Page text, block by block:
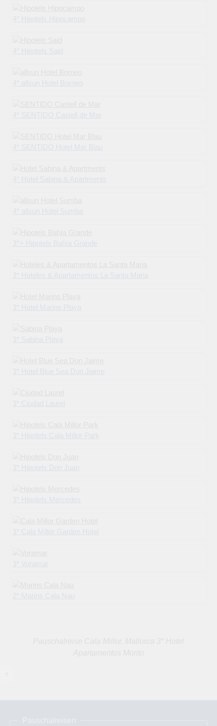
4* Hipotels Hipocampo
4* Hipotels Said
4* allsun Hotel Borneo
4* SENTIDO Castell de Mar
4* SENTIDO Hotel Mar Blau
4* Hotel Sabina & Apartments
4* allsun Hotel Sumba
3*+ Hipotels Bahía Grande
3* Hoteles & Apartamentos La Santa Maria
3* Hotel Marins Playa
3* Sabina Playa
3* Hotel Blue Sea Don Jaime
3* Ciudad Laurel
3* Hipotels Cala Millor Park
3* Hipotels Don Juan
3* Hipotels Mercedes
3* Cala Millor Garden Hotel
3* Voramar
2* Marins Cala Nau
↑